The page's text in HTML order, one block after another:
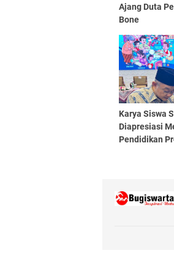
Ajang Duta
Bone
Karya Siswa
Diapresiasi
Pendidikan